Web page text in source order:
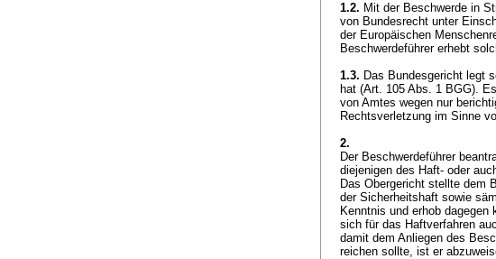
1.2. Mit der Beschwerde in
von Bundesrecht unter
der Europäischen
Beschwerdeführer erhebt
1.3. Das Bundesgericht legt
hat (Art. 105 Abs. 1 BGG).
von Amtes wegen nur
Rechtsverletzung im Sinne
2.
Der Beschwerdeführer
diejenigen des Haft- oder
Das Obergericht stellte dem
der Sicherheitshaft sowie
Kenntnis und erhob
sich für das Haftverfahren
damit dem Anliegen des
reichen sollte, ist er